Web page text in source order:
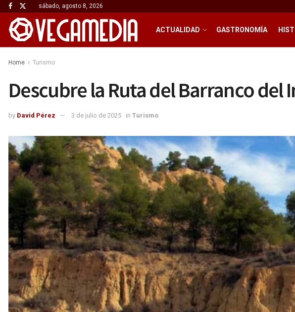
sábado, agosto 8, 2026
ACTUALIDAD GASTRONOMÍA
Home Turismo
Descubre la Ruta del Barranco
by David Pérez 3 de julio de 2025 in Turismo